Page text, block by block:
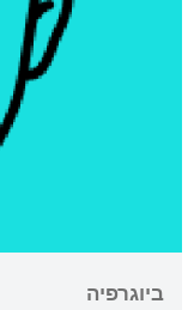
ביוגרפיה